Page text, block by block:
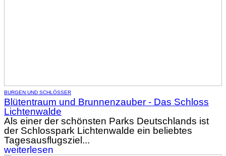
BURGEN UND SCHLÖSSER
Blütentraum und Brunnenzauber - Das Schloss
Lichtenwalde
Als einer der schönsten Parks Deutschlands ist
der Schlosspark Lichtenwalde ein beliebtes
Tagesausflugsziel...
weiterlesen